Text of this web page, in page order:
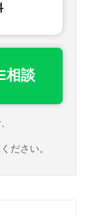
相談
ださい。